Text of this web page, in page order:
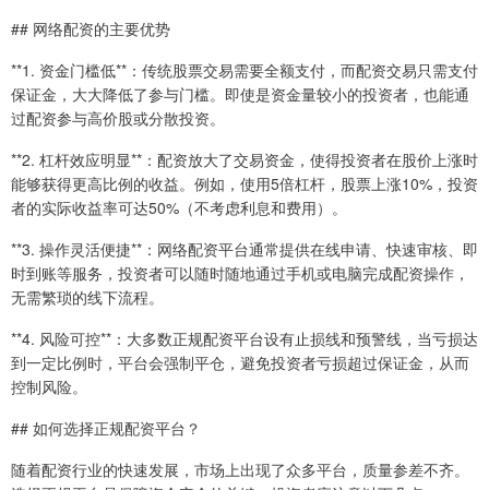
## 网络配资的主要优势
**1. 资金门槛低**：传统股票交易需要全额支付，而配资交易只需支付
保证金，大大降低了参与门槛。即使是资金量较小的投资者，也能通
过配资参与高价股或分散投资。
**2. 杠杆效应明显**：配资放大了交易资金，使得投资者在股价上涨时
能够获得更高比例的收益。例如，使用5倍杠杆，股票上涨10%，投资
者的实际收益率可达50%（不考虑利息和费用）。
**3. 操作灵活便捷**：网络配资平台通常提供在线申请、快速审核、即
时到账等服务，投资者可以随时随地通过手机或电脑完成配资操作，
无需繁琐的线下流程。
**4. 风险可控**：大多数正规配资平台设有止损线和预警线，当亏损达
到一定比例时，平台会强制平仓，避免投资者亏损超过保证金，从而
控制风险。
## 如何选择正规配资平台？
随着配资行业的快速发展，市场上出现了众多平台，质量参差不齐。